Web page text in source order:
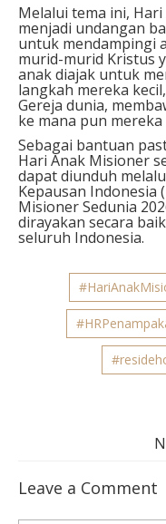
Melalui tema ini,
menjadi undangan
untuk mendampingi
murid-murid Kristus
anak diajak untuk
langkah mereka
Gereja dunia,
ke mana pun mereka
Sebagai bantuan
Hari Anak Misioner
dapat diunduh
Kepausan Indonesia
Misioner Sedunia
dirayakan secara
seluruh Indonesia.
Leave a Comment